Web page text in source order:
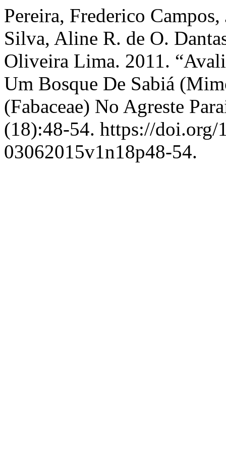
Pereira, Frederico
Silva, Aline R. de O.
Oliveira Lima. 2011.
Um Bosque De Sabiá
(Fabaceae) No Agreste
(18):48-54. https://doi.org/
03062015v1n18p48-54.